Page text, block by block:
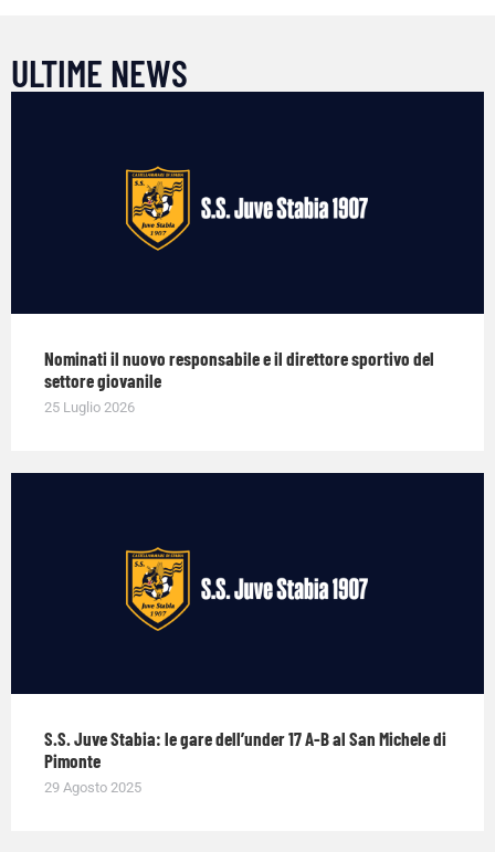
ULTIME NEWS
Nominati il nuovo responsabile e il direttore sportivo del
settore giovanile
25 Luglio 2026
S.S. Juve Stabia: le gare dell’under 17 A-B al San Michele di
Pimonte
29 Agosto 2025